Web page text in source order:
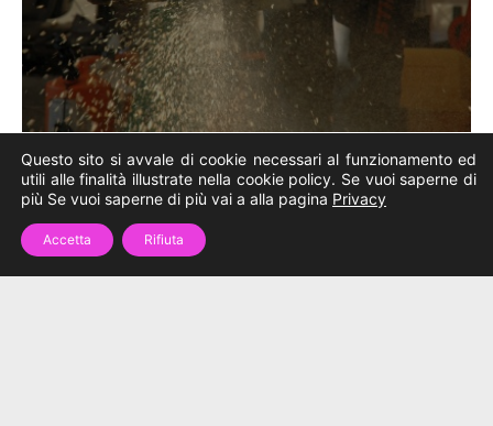
Questo sito si avvale di cookie necessari al funzionamento ed
utili alle finalità illustrate nella cookie policy. Se vuoi saperne di
più Se vuoi saperne di più vai a alla pagina Privacy
Accetta Rifiuta